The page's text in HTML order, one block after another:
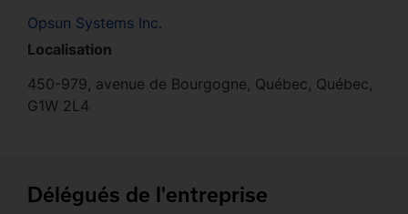
Opsun Systems Inc.
Localisation
450-979, avenue de Bourgogne, Québec, Québec,
G1W 2L4
Délégués de l'entreprise